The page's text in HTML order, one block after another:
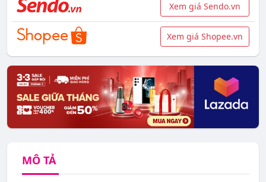
Xem giá Sendo.vn
Xem giá Shopee.vn
MÔ TẢ